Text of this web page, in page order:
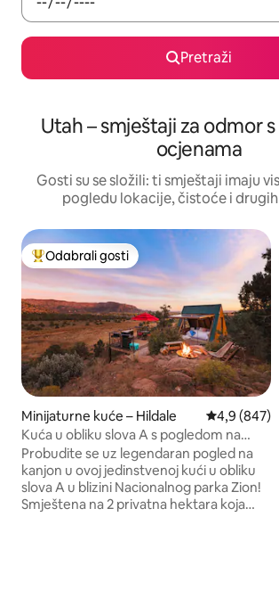
Pretraži
Utah – smještaji za odmor
ocjenama
Gosti su se složili: ti smještaji imaju
pogledu lokacije, čistoće i
Među najviše rangiranima s oznakom
Odabrali gosti
Minijaturne kuće – Hildale Prosječna
4,9 (847)
Kuća u obliku slova A s pogledom na
vidikovac Zion
Probudite se uz legendaran pogled na
kanjon u ovoj jedinstvenoj kući u obliku
slova A u blizini Nacionalnog parka Zion!
Smještena na 2 privatna hektara koja